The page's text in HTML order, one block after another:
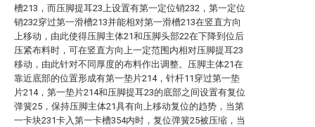
槽213，而压脚提耳23上设置有第一定位销232，第一定位
销232穿过第一滑槽213并能相对第一滑槽213在竖直方向
上移动，由此使得压脚主体21和压脚头部22在下降到位后
压紧布料时，可在竖直方向上一定范围内相对压脚提耳23
移动，由此针对不同厚度的布料作出调整。压脚主体21在
靠近底部的位置形成有第一垫片214，针杆11穿过第一垫
片214，第一垫片214和压脚提耳23的底部之间设置有复位
弹簧25，保持压脚主体21具有向上移动复位的趋势，当第
一卡块231卡入第一卡槽354内时，复位弹簧25被压缩，当